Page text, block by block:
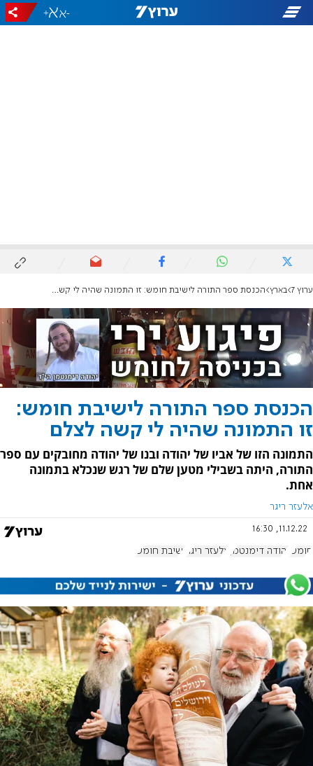
-
+
ערוץ 7 בארץ הכנסת ספר התורה לישיבת חומש: זו התמונה שהיה לי קשה לצלם
הכנסת ספר התורה לישיבת חומש:
זו התמונה שהיה לי קשה לצלם
התמונה הזו של אביו של יהודה ובנו של יהודה מחובקים עם ספר
התורה, היתה בשבילי מטען שלם של רגש שנכלא בתמונה
אחת.
אלעזר ריגר
11.12.22, 16:30
חומש יהודה דימנטמן אלעזר ריגר ישיבת חומש